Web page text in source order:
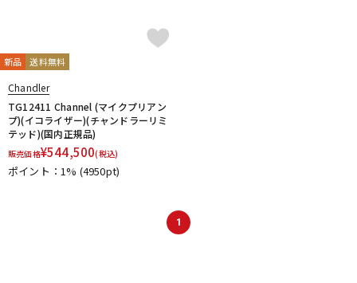
新品 送料無料
Chandler
TG12411 Channel (マイクプリアン
プ)(イコライザー)(チャンドラーリミ
テッド)(国内正規品)
販売価格¥544,500(税込)
ポイント：1% (4950pt)
1